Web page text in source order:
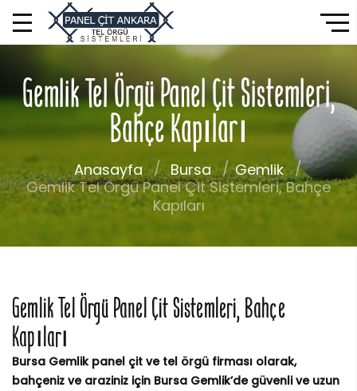
Gemlik Tel Örgü Panel Çit Sistemleri,
Bahçe Kapıları
Anasayfa Bursa
Gemlik
Gemlik Tel Örgü Panel Çit Sistemleri, Bahçe
Kapıları
Gemlik Tel Örgü Panel Çit Sistemleri, Bahçe
Kapıları
Bursa Gemlik panel çit ve tel örgü firması olarak,
bahçeniz ve araziniz için Bursa Gemlik’de güvenli ve uzun